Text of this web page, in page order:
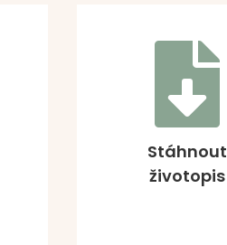

Stáhnout
životopis